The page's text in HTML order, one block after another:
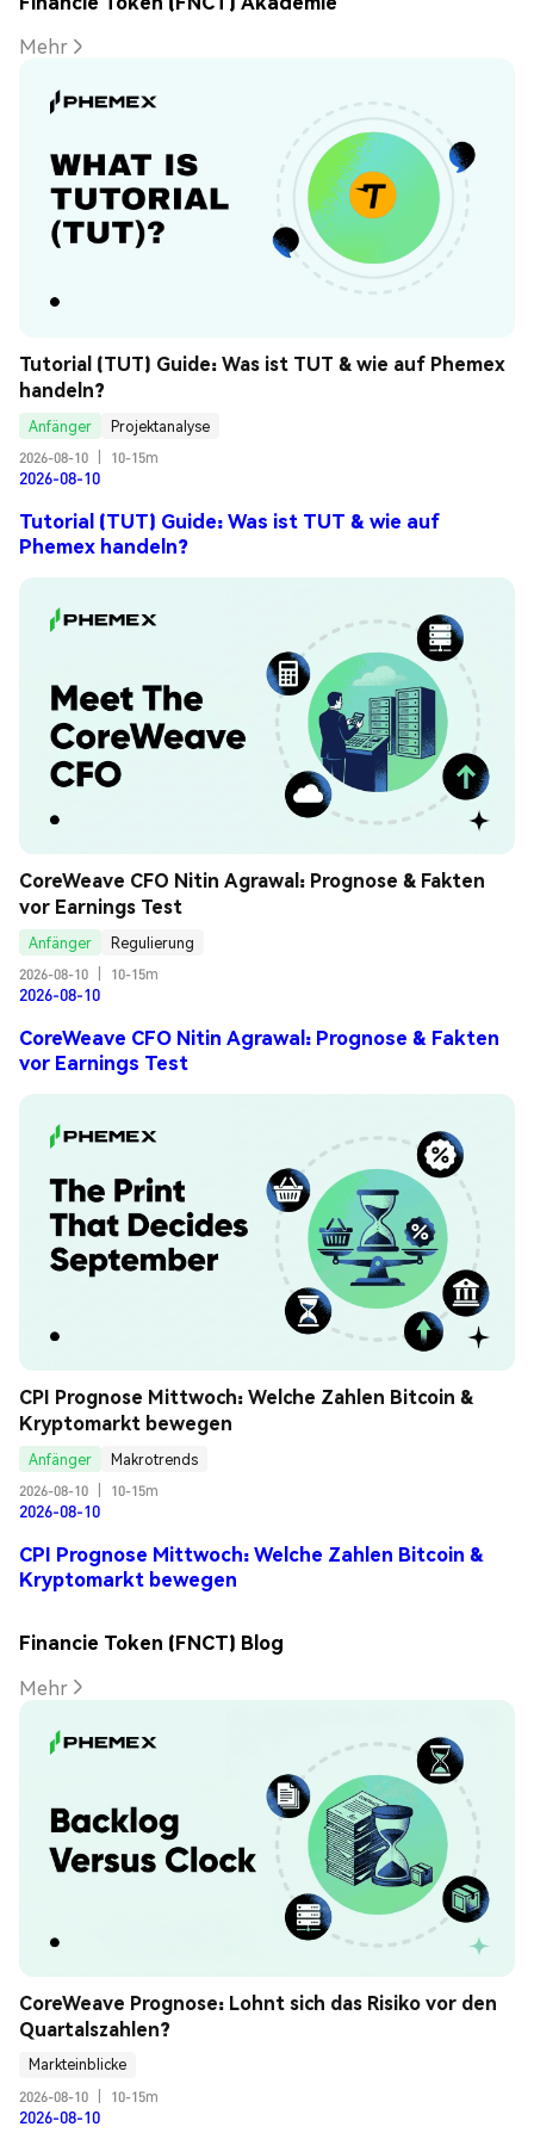
Mehr
Tutorial (TUT) Guide: Was ist TUT & wie auf Phemex
handeln?
Anfänger
Projektanalyse
2026-08-10
10-15m
2026-08-10
Tutorial (TUT) Guide: Was ist TUT & wie auf
Phemex handeln?
CoreWeave CFO Nitin Agrawal: Prognose & Fakten
vor Earnings Test
Anfänger
Regulierung
2026-08-10
10-15m
2026-08-10
CoreWeave CFO Nitin Agrawal: Prognose & Fakten
vor Earnings Test
CPI Prognose Mittwoch: Welche Zahlen Bitcoin &
Kryptomarkt bewegen
Anfänger
Makrotrends
2026-08-10
10-15m
2026-08-10
CPI Prognose Mittwoch: Welche Zahlen Bitcoin &
Kryptomarkt bewegen
Financie Token (FNCT) Blog
Mehr
CoreWeave Prognose: Lohnt sich das Risiko vor den
Quartalszahlen?
Markteinblicke
2026-08-10
10-15m
2026-08-10